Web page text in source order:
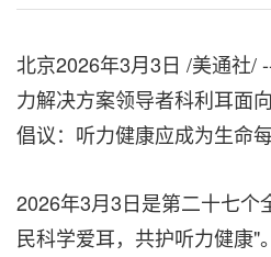
北京2026年3月3日 /美通社/
力解决方案领导者科利耳面
倡议：听力健康应成为生命
2026年3月3日是第二十七个
民科学爱耳，共护听力健康"。